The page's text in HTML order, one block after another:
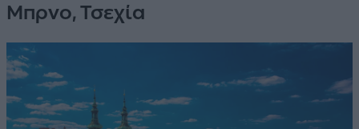
Μπρνο, Τσεχία